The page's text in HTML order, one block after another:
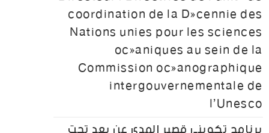
coordination de la Décennie des
Nations unies pour les sciences
océaniques au sein de la
Commission océanographique
intergouvernementale de
l’Unesco